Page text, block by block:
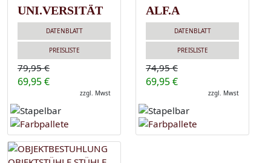
UNI.VERSITÄT
DATENBLATT
PREISLISTE
79,95 €
69,95 €
zzgl. Mwst
ALF.A
DATENBLATT
PREISLISTE
74,95 €
69,95 €
zzgl. Mwst